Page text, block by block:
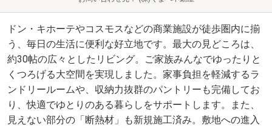
ドン・キホーテやコスモスなどの商業施設が徒歩圏内に揃
う、毎日の生活に便利な好立地です。最大の見どころは、
約30帖の広々としたリビング。ご家族みんなでゆったりと
くつろげる大空間を実現しました。家事負担を軽減するラ
ンドリールームや、収納力抜群のパントリーも完備してお
り、快適でゆとりのある暮らしをサポートします。また、
見えない部分の「断熱材」も新規施工済み。敷地への進入